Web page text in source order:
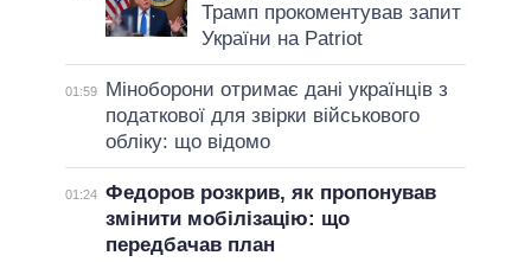
Трамп прокоментував запит
України на Patriot
01:59
Міноборони отримає дані українців з
податкової для звірки військового
обліку: що відомо
01:24 Федоров розкрив, як пропонував
змінити мобілізацію: що
передбачав план